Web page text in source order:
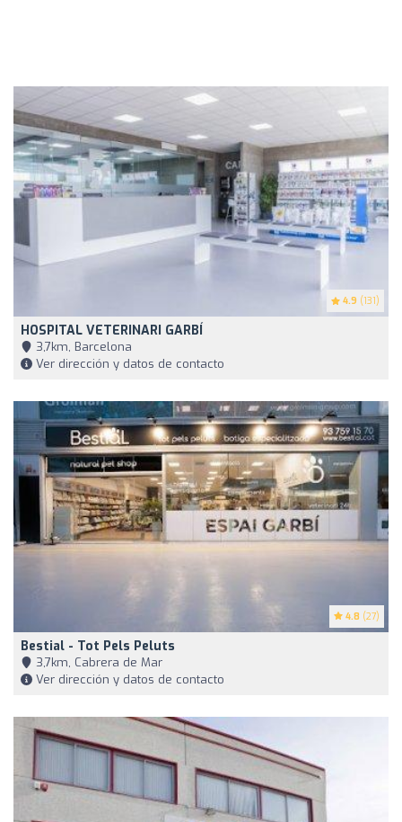
4.9 (131)
HOSPITAL VETERINARI GARBÍ
3,7km, Barcelona
Ver dirección y datos de contacto
4.8 (27)
Bestial - Tot Pels Peluts
3,7km, Cabrera de Mar
Ver dirección y datos de contacto